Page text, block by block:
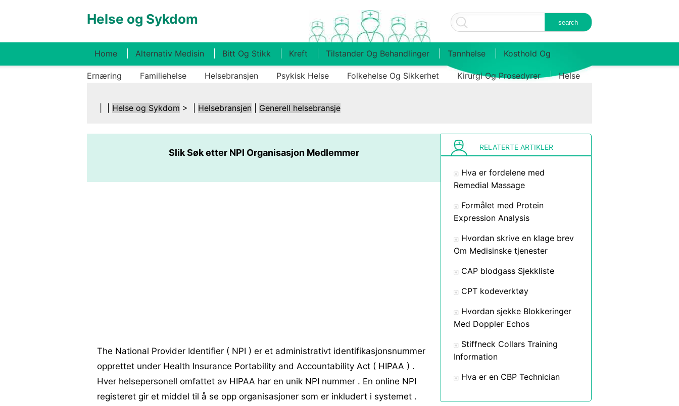
Helse og Sykdom
Home Alternativ Medisin Bitt Og Stikk Kreft Tilstander Og Behandlinger Tannhelse Kosthold Og
Ernæring Familiehelse Helsebransjen Psykisk Helse Folkehelse Og Sikkerhet Kirurgi Og Prosedyrer Helse
Helse og Sykdom > | Helsebransjen Generell helsebransje
Slik Søk etter NPI Organisasjon Medlemmer
The National Provider Identifier ( NPI ) er et administrativt identifikasjonsnummer
opprettet under Health Insurance Portability and Accountability Act ( HIPAA ) .
Hver helsepersonell omfattet av HIPAA har en unik NPI nummer . En online NPI
registeret gir et middel til å se opp organisasjoner som er inkludert i systemet .
RELATERTE ARTIKLER
Hva er fordelene med
Remedial Massage
Formålet med Protein
Expression Analysis
Hvordan skrive en klage brev
Om Medisinske tjenester
CAP blodgass Sjekkliste
CPT kodeverktøy
Hvordan sjekke Blokkeringer
Med Doppler Echos
Stiffneck Collars Training
Information
Hva er en CBP Technician